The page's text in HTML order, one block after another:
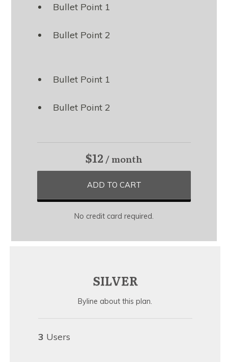
Bullet Point 1
Bullet Point 2
Bullet Point 1
Bullet Point 2
$12/ month
ADD TO CART
No credit card required.
SILVER
Byline about this plan.
3 Users